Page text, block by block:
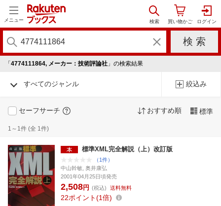
メニュー
「 4774111864, メーカー：技術評論社 」の検索結果
すべてのジャンル 絞込み
セーフサーチ おすすめ順 標準
1～1件 (全 1件)
標準XML完全解説（上）改訂版
（1件）
中山幹敏, 奥井康弘
2001年04月25日頃発売
2,508円 (税込) 送料無料
22ポイント 1倍